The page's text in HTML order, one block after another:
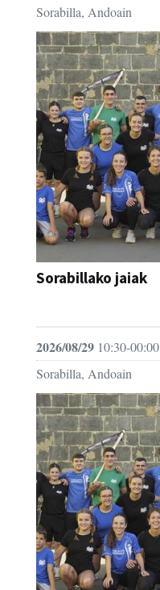
Sorabilla, Andoain
Sorabillako jaiak
2026/08/29 10:30-00:00
Sorabilla, Andoain